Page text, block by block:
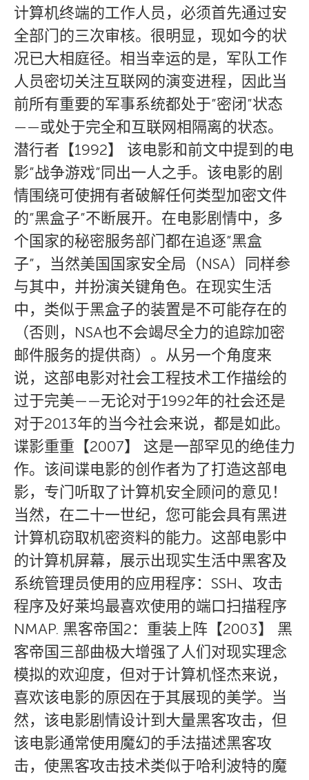
计算机终端的工作人员，必须首先通过安
全部门的三次审核。很明显，现如今的状
况已大相庭径。相当幸运的是，军队工作
人员密切关注互联网的演变进程，因此当
前所有重要的军事系统都处于”密闭”状态
——或处于完全和互联网相隔离的状态。
潜行者【1992】 该电影和前文中提到的电
影”战争游戏”同出一人之手。该电影的剧
情围绕可使拥有者破解任何类型加密文件
的”黑盒子”不断展开。在电影剧情中，多
个国家的秘密服务部门都在追逐”黑盒
子”，当然美国国家安全局（NSA）同样参
与其中，并扮演关键角色。在现实生活
中，类似于黑盒子的装置是不可能存在的
（否则，NSA也不会竭尽全力的追踪加密
邮件服务的提供商）。从另一个角度来
说，这部电影对社会工程技术工作描绘的
过于完美——无论对于1992年的社会还是
对于2013年的当今社会来说，都是如此。
谍影重重【2007】 这是一部罕见的绝佳力
作。该间谍电影的创作者为了打造这部电
影，专门听取了计算机安全顾问的意见！
当然，在二十一世纪，您可能会具有黑进
计算机窃取机密资料的能力。这部电影中
的计算机屏幕，展示出现实生活中黑客及
系统管理员使用的应用程序：SSH、攻击
程序及好莱坞最喜欢使用的端口扫描程序
NMAP. 黑客帝国2：重装上阵【2003】 黑
客帝国三部曲极大增强了人们对现实理念
模拟的欢迎度，但对于计算机怪杰来说，
喜欢该电影的原因在于其展现的美学。当
然，该电影剧情设计到大量黑客攻击，但
该电影通常使用魔幻的手法描述黑客攻
击，使黑客攻击技术类似于哈利波特的魔